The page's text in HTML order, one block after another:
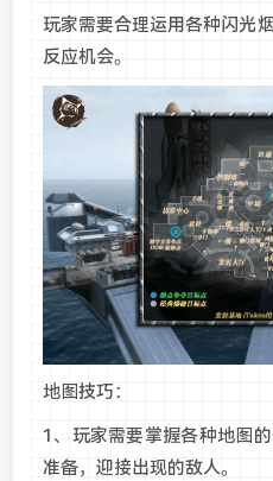
玩家需要合理运用各种闪光
反应机会。
地图技巧：
1、玩家需要掌握各种地图
准备，迎接出现的敌人。